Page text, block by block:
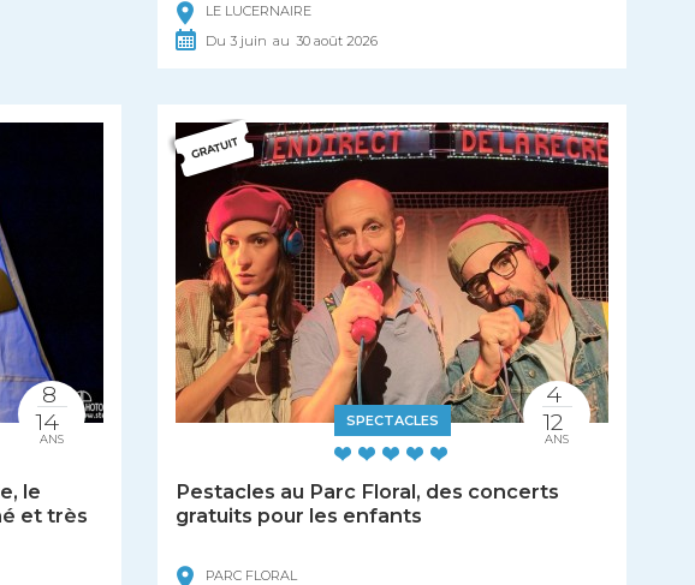
LE LUCERNAIRE
Du3 juin au 30août 2026
le
et très
8
14
ANS
SPECTACLES
Pestacles au Parc Floral, des concerts
gratuits pour les enfants
PARC FLORAL
4
12
ANS